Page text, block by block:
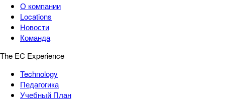
О компании
Locations
Новости
Команда
The EC Experience
Technology
Педагогика
Учебный План